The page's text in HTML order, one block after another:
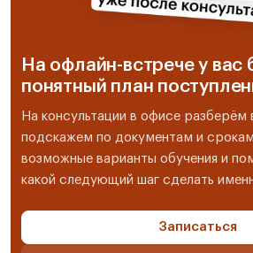
На офлайн-встрече у вас
понятный план
На консультации в офисе разберём
подскажем по документам и
возможные варианты обучения и
какой следующий шаг сделать
Записаться